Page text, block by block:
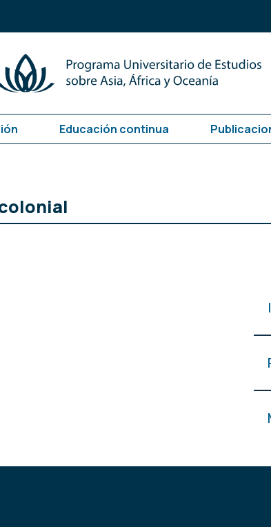
Educación continua